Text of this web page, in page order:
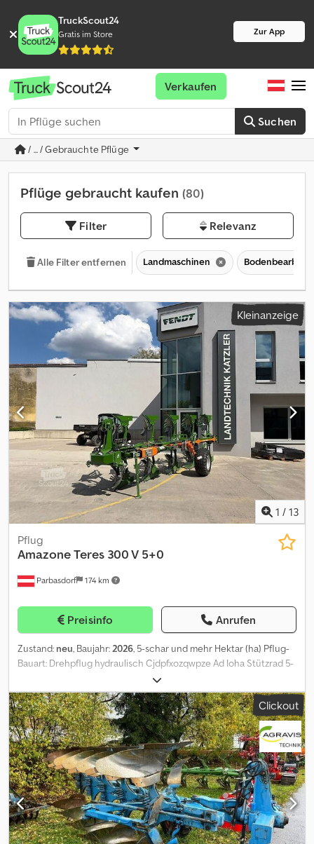
TruckScout24
Gratis im Store Zur App
Suchen
Verkaufen
/ ... / Gebrauchte Pflüge
Pflüge gebraucht kaufen (80)
Filter Relevanz
Alle Filter entfernen Landmaschinen
Kleinanzeige
1 / 13
Parbasdorf 174 km
Pflug
AmazoneTeres 300 V 5+0
Preisinfo Anrufen
Zustand: neu, Baujahr:2026, 5-schar und mehr Hektar (ha) Pflug-
Bauart: Drehpflug hydraulisch Cjdpfxozqwpze Ad Ioha Stützrad 5-
schariger Volldrehpflug (5+0) Hydraulische
Arbeitsbreitenverstellung & gekoppelte Vorderfurche
Überlastsicherung mit Scherbolzen Pendelstützrad vorne,
hydraulisch Rad 340/55-16 Anbauachse Kat. 3 Pflugkörper STW 35
Scharspitze S HD Scheibenseche gezackt Ø 600 Vorschäler M2
Anlagenschoner Vorbereitung für Straßenbeleuchtung
Clickout